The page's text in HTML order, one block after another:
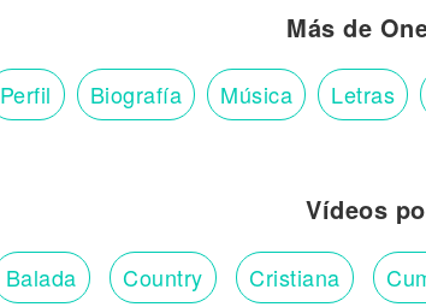
Más de
Perfil Biografía Música Letras
Vídeos
Balada Country Cristiana